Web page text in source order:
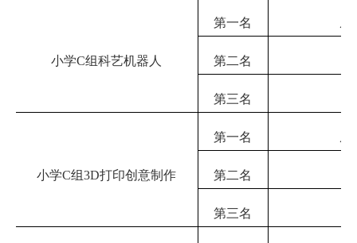
小学C组科艺机器人
第一名
第二名
第三名
小学C组3D打印创意制作
第一名
第二名
第三名